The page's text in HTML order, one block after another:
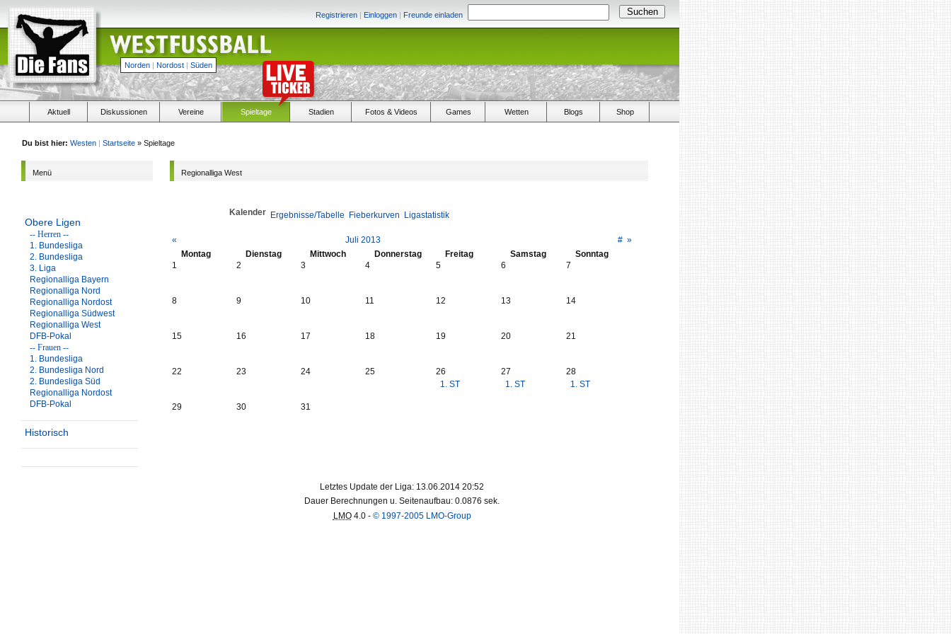
Registrieren | Einloggen | Freunde einladen
Norden | Nordost | Süden
Aktuell Diskussionen Vereine Spieltage Stadien Fotos & Videos Games Wetten Blogs Shop
Du bist hier: Westen | Startseite » Spieltage
Menü
Obere Ligen
-- Herren --
1. Bundesliga
2. Bundesliga
3. Liga
Regionalliga Bayern
Regionalliga Nord
Regionalliga Nordost
Regionalliga Südwest
Regionalliga West
DFB-Pokal
-- Frauen --
1. Bundesliga
2. Bundesliga Nord
2. Bundesliga Süd
Regionalliga Nordost
DFB-Pokal
Historisch
Regionalliga West
Kalender Ergebnisse/Tabelle Fieberkurven Ligastatistik
« Juli 2013 # »
Montag
Dienstag Mittwoch Donnerstag Freitag Samstag
Sonntag
1
2 3 4 5 6 7
8 9 10 11 12 13 14
15 16 17 18 19 20 21
22 23 24 25
26
1. ST
27
1. ST
28
1. ST
29 30 31
Letztes Update der Liga: 13.06.2014 20:52
Dauer Berechnungen u. Seitenaufbau: 0.0876 sek.
LMO4.0 - © 1997-2005 LMO-Group